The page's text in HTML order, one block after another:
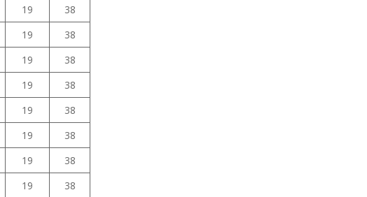
19
38
19
38
19
38
19
38
19
38
19
38
19
38
19
38